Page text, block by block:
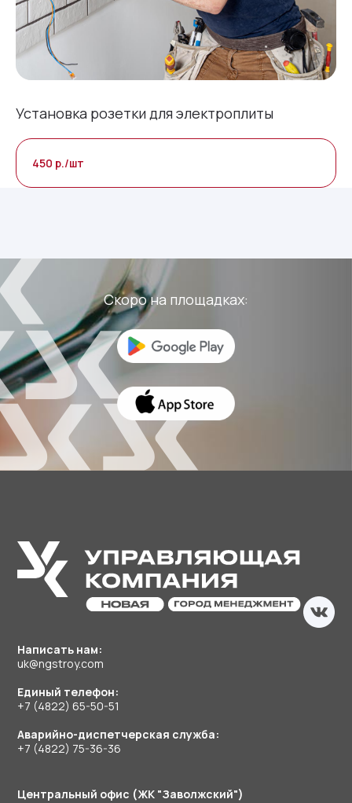
Установка розетки для электроплиты
450 р./шт
Скоро на площадках:
показания счетчиков, узнавайте
Написать нам:
uk@ngstroy.com
Единый телефон:
+7 (4822) 65-50-51
Аварийно-диспетчерская служба:
+7 (4822) 75-36-36
Центральный офис (ЖК "Заволжский")